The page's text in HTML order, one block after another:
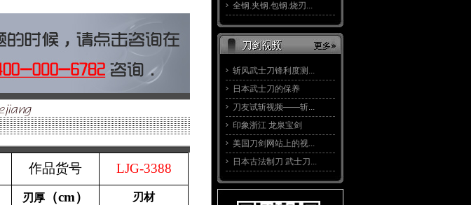
作品货号 LJG-3388
刃厚 （cm） 刃材
全钢.夹钢.包钢.烧刃...
斩风武士刀锋利度测...
日本武士刀的保养
刀友试斩视频——斩...
印象浙江 龙泉宝剑
美国刀剑网站上的视...
日本古法制刀 武士刀...